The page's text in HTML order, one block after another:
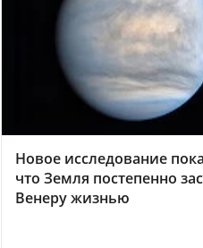
Новое исследование
что Земля постепенно
Венеру жизнью